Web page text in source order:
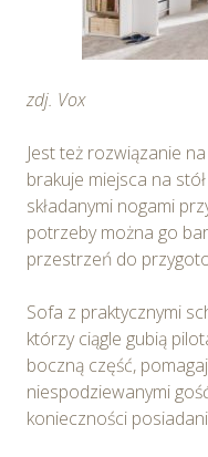
zdj. Vox
Jest też rozwiązanie
brakuje miejsca na
składanymi nogami
potrzeby można go
przestrzeń do
Sofa z praktycznymi
którzy ciągle gubią
boczną część,
niespodziewanymi
konieczności